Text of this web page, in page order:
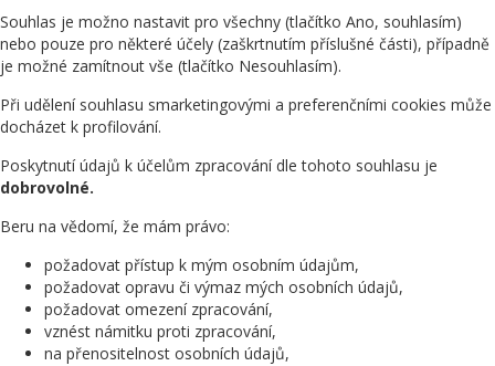
Souhlas je možno nastavit pro všechny (tlačítko Ano, souhlasím)
nebo pouze pro některé účely (zaškrtnutím příslušné části), případně
je možné zamítnout vše (tlačítko Nesouhlasím).
Při udělení souhlasu smarketingovými a preferenčními cookies může
docházet k profilování.
Poskytnutí údajů k účelům zpracování dle tohoto souhlasu je
dobrovolné.
Beru na vědomí, že mám právo:
požadovat přístup k mým osobním údajům,
požadovat opravu či výmaz mých osobních údajů,
požadovat omezení zpracování,
vznést námitku proti zpracování,
na přenositelnost osobních údajů,